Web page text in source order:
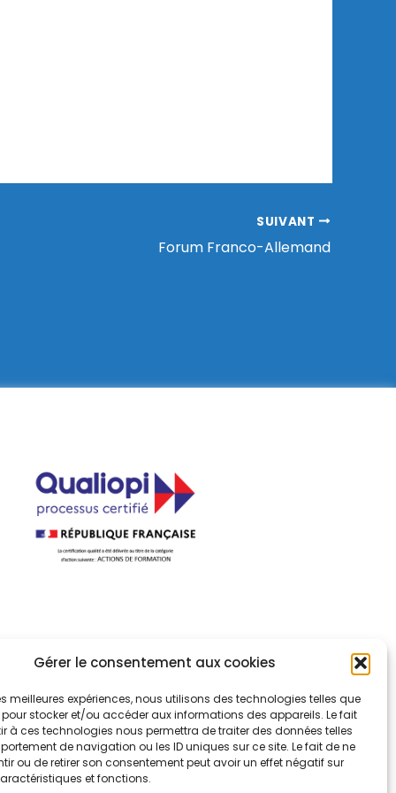
Gérer le consentement aux cookies
meilleures expériences, nous utilisons des technologies telles que
stocker et/ou accéder aux informations des appareils. Le fait
à ces technologies nous permettra de traiter des données telles
de navigation ou les ID uniques sur ce site. Le fait de ne
ou de retirer son consentement peut avoir un effet négatif sur
et fonctions.
SUIVANT
Forum Franco-Allemand
le certificat